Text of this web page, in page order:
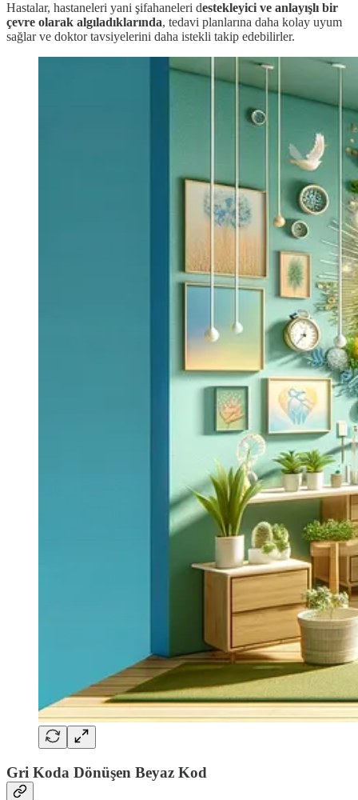
Hastalar, hastaneleri yani şifahaneleri destekleyici ve anlayışlı bir
çevre olarak algıladıklarında, tedavi planlarına daha kolay uyum
sağlar ve doktor tavsiyelerini daha istekli takip edebilirler.
Gri Koda Dönüşen Beyaz Kod